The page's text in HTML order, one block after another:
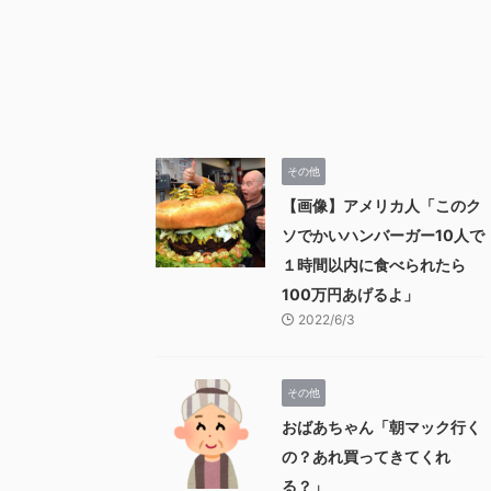
その他
【画像】アメリカ人「このク
ソでかいハンバーガー10人で
１時間以内に食べられたら
100万円あげるよ」
2022/6/3
その他
おばあちゃん「朝マック行く
の？あれ買ってきてくれ
る？」